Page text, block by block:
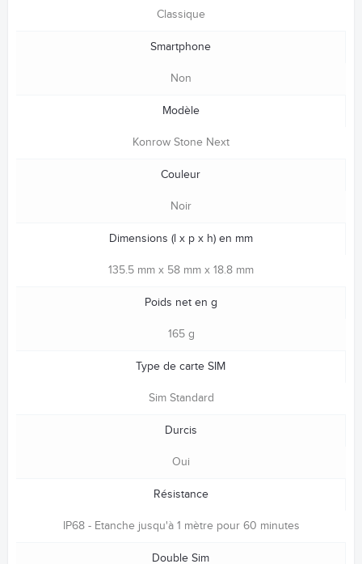
Classique
Smartphone
Non
Modèle
Konrow Stone Next
Couleur
Noir
Dimensions (l x p x h) en mm
135.5 mm x 58 mm x 18.8 mm
Poids net en g
165 g
Type de carte SIM
Sim Standard
Durcis
Oui
Résistance
IP68 - Etanche jusqu'à 1 mètre pour 60 minutes
Double Sim